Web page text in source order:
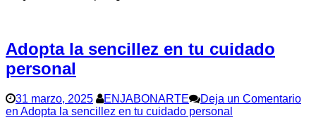
Adopta la sencillez en tu cuidado
personal
31 marzo, 2025 ENJABONARTE
Deja un Comentario
en Adopta la sencillez en tu cuidado personal